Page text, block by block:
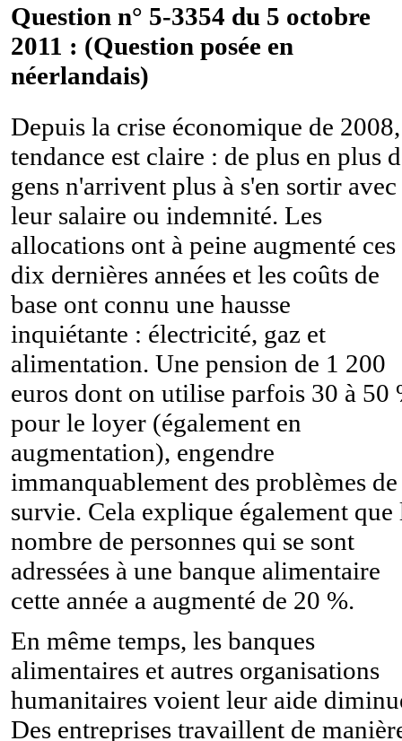
Question n° 5-3354 du 5 octobre
2011 : (Question posée en
néerlandais)
Depuis la crise économique de
tendance est claire : de plus en plus
gens n'arrivent plus à s'en sortir avec
leur salaire ou indemnité. Les
allocations ont à peine augmenté ces
dix dernières années et les coûts de
base ont connu une hausse
inquiétante : électricité, gaz et
alimentation. Une pension de 1 200
euros dont on utilise parfois 30 à 50
pour le loyer (également en
augmentation), engendre
immanquablement des problèmes de
survie. Cela explique également que
nombre de personnes qui se sont
adressées à une banque alimentaire
cette année a augmenté de 20 %.
En même temps, les banques
alimentaires et autres organisations
humanitaires voient leur aide
Des entreprises travaillent de